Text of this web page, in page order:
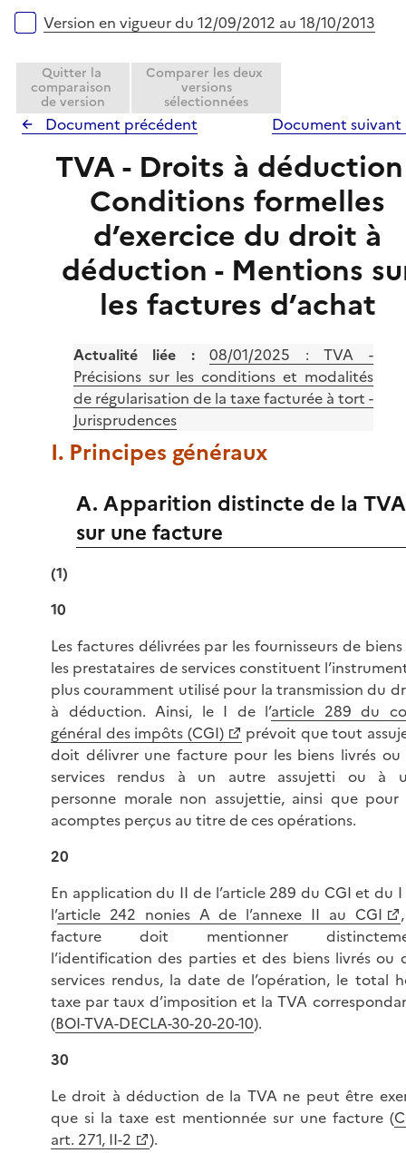
Version en vigueur du 12/09/2012 au 18/10/2013
Quitter la
comparaison
de version
Comparer les deux
versions
sélectionnées
Document précédent Document suivant
TVA - Droits à
Conditions formelles
d’exercice du droit à
déduction - Mentions
les factures d’achat
Actualité liée :08/01/2025 : TVA -
Précisions sur les conditions et modalités
de régularisation de la taxe facturée à tort -
Jurisprudences
I. Principes généraux
A. Apparition distincte de la TVA
sur une facture
(1)
10
Les factures délivrées par les fournisseurs de
les prestataires de services constituent
plus couramment utilisé pour la transmission du
à déduction. Ainsi, le I de l’article 289 du
général des impôts (CGI)
prévoit que tout
doit délivrer une facture pour les biens livrés ou
services rendus à un autre assujetti ou à
personne morale non assujettie, ainsi que pour
acomptes perçus au titre de ces opérations.
20
En application du II de l’article 289 du CGI et du
l’article 242 nonies A de l’annexe II au CGI
facture doit mentionner
l’identification des parties et des biens livrés ou
services rendus, la date de l’opération, le total
taxe par taux d’imposition et la TVA
(BOI-TVA-DECLA-30-20-20-10).
30
Le droit à déduction de la TVA ne peut être
que si la taxe est mentionnée sur une facture (
art. 271, II-2
).